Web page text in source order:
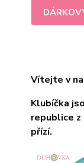
Vítejte v
Klubíčka
republice
přízí.